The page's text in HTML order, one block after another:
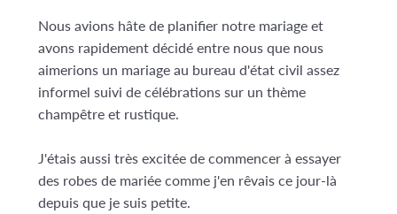
Nous avions hâte de planifier notre mariage et
avons rapidement décidé entre nous que nous
aimerions un mariage au bureau d'état civil assez
informel suivi de célébrations sur un thème
champêtre et rustique.
J'étais aussi très excitée de commencer à essayer
des robes de mariée comme j'en rêvais ce jour-là
depuis que je suis petite.